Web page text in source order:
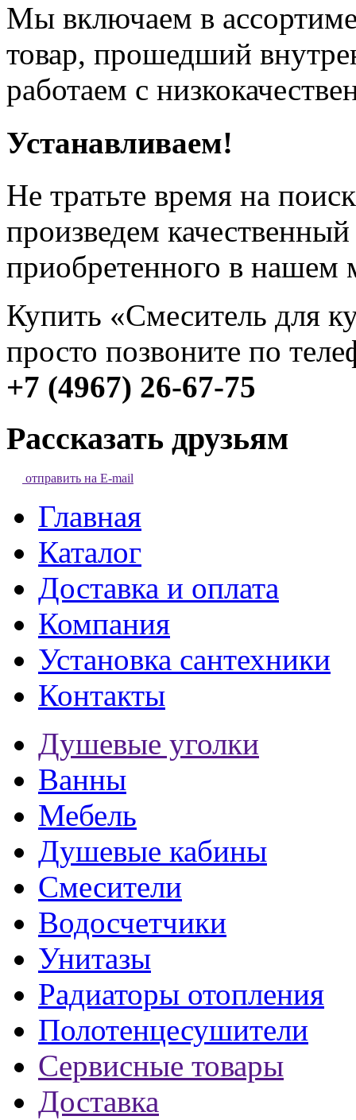
Мы включаем в
товар, прошедший
работаем с
Устанавливаем!
Не тратьте время на
произведем
приобретенного в нашем
Купить «Смеситель для
просто позвоните по
+7 (4967) 26-67-75
Рассказать друзьям
отправить на E-mail
Главная
Каталог
Доставка и оплата
Компания
Установка сантехники
Контакты
Душевые уголки
Ванны
Мебель
Душевые кабины
Смесители
Водосчетчики
Унитазы
Радиаторы отопления
Полотенцесушители
Сервисные товары
Доставка